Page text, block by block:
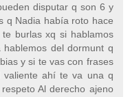
disputar q son 6 y
q Nadia había roto hace
burlas xq si hablamos
del dormunt q
y si te vas con frases
ahí te va una q
Al derecho ajeno